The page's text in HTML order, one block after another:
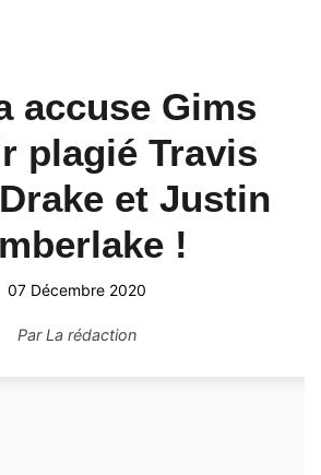
accuse Gims
plagié Travis
et Justin
!
07 Décembre 2020
ParLa rédaction